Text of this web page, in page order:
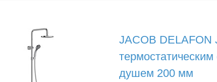
JACOB DELAFON
душем 200 мм